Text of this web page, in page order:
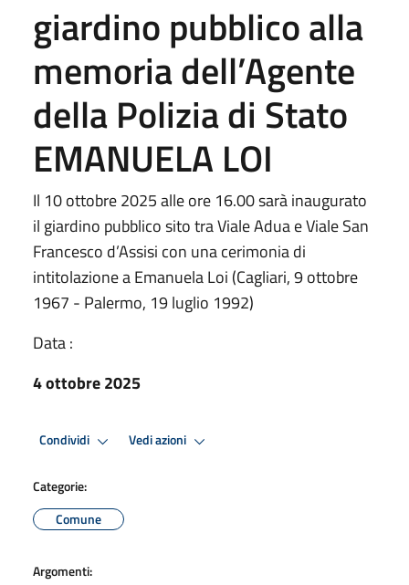
giardino pubblico alla
memoria dell’Agente
della Polizia di Stato
EMANUELA LOI
Il 10 ottobre 2025 alle ore 16.00 sarà inaugurato
il giardino pubblico sito tra Viale Adua e Viale San
Francesco d’Assisi con una cerimonia di
intitolazione a Emanuela Loi (Cagliari, 9 ottobre
1967 - Palermo, 19 luglio 1992)
Data :
4 ottobre 2025
Condividi Vedi azioni
Categorie:
Comune
Argomenti: